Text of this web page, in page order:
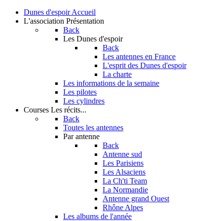
Dunes d'espoir Accueil
L'association Présentation
Back
Les Dunes d'espoir
Back
Les antennes en France
L'esprit des Dunes d'espoir
La charte
Les informations de la semaine
Les pilotes
Les cylindres
Courses Les récits...
Back
Toutes les antennes
Par antenne
Back
Antenne sud
Les Parisiens
Les Alsaciens
La Ch'ti Team
La Normandie
Antenne grand Ouest
Rhône Alpes
Les albums de l'année